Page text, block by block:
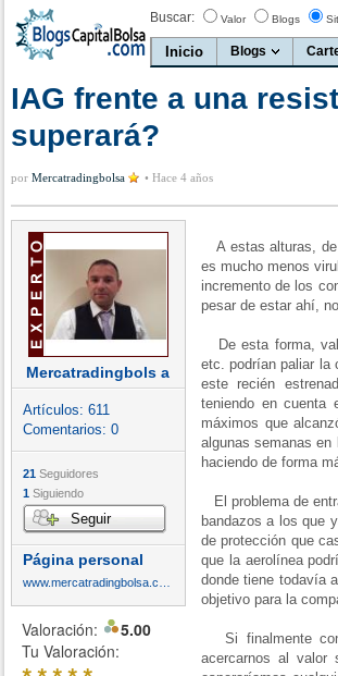
Buscar: Valor Blogs
Inicio Blogs
IAG frente a una
superará?
por Mercatradingbolsa • Hace 4 años
Mercatradingbols a
Artículos: 611
Comentarios: 0
21 Seguidores
1 Siguiendo
Seguir
Página personal
Valoración:
5.00
Tu Valoración:
A estas alturas,
es mucho menos
incremento de los
pesar de estar ahí,
De esta forma,
etc. podrían paliar la
este recién
teniendo en cuenta
máximos que
algunas semanas
haciendo de forma
El problema de
bandazos a los que
de protección que
que la aerolínea
donde tiene todavía
objetivo para la
Si finalmente
acercarnos al valor